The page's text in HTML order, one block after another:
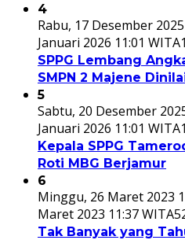
4
Rabu, 17 Desember
Januari 2026 11:01 WITA
SPPG Lembang
SMPN 2 Majene
5
Sabtu, 20 Desember
Januari 2026 11:01 WITA
Kepala SPPG
Roti MBG Berjamur
6
Minggu, 26 Maret 2023
Maret 2023 11:37 WITA
Tak Banyak yang